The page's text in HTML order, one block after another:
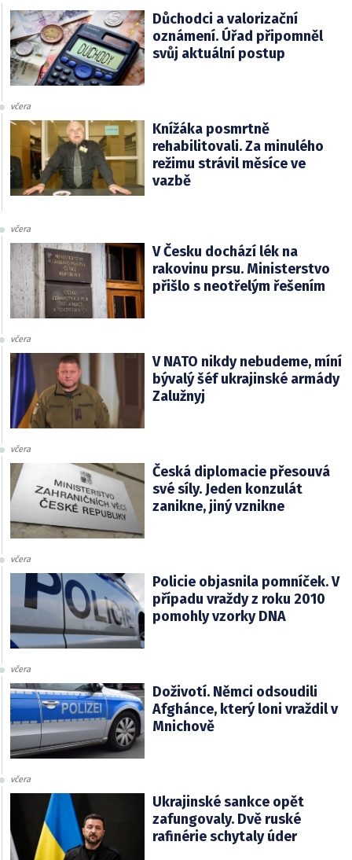
Důchodci a valorizační
oznámení. Úřad připomněl
svůj aktuální postup
včera
Knížáka posmrtně
rehabilitovali. Za minulého
režimu strávil měsíce ve
vazbě
včera
V Česku dochází lék na
rakovinu prsu. Ministerstvo
přišlo s neotřelým řešením
včera
V NATO nikdy nebudeme, míní
bývalý šéf ukrajinské armády
Zalužnyj
včera
Česká diplomacie přesouvá
své síly. Jeden konzulát
zanikne, jiný vznikne
včera
Policie objasnila pomníček. V
případu vraždy z roku 2010
pomohly vzorky DNA
včera
Doživotí. Němci odsoudili
Afghánce, který loni vraždil v
Mnichově
včera
Ukrajinské sankce opět
zafungovaly. Dvě ruské
rafinérie schytaly úder